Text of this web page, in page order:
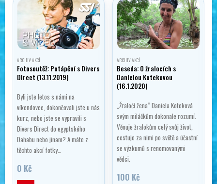
ARCHIV AKCÍ
Fotosoutěž: Potápění s Divers
Direct (13.11.2019)
Byli jste letos s námi na
víkendovce, dokončovali jste u nás
kurz, nebo jste se vypravili s
Divers Direct do egyptského
Dahabu nebo jinam? A máte z
těchto akcí fotky…
0 Kč
ARCHIV AKCÍ
Beseda: O žralocích s
Danielou Kotekovou
(16.1.2020)
„Žraločí žena“ Daniela Koteková
svým miláčkům dokonale rozumí.
Věnuje žralokům celý svůj život,
cestuje za nimi po světě a účastní
se výzkumů s renomovanými
vědci.
100 Kč